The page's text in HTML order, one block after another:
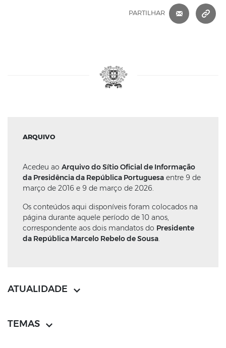
PARTILHAR
ARQUIVO
Acedeu ao Arquivo do Sítio Oficial de Informação
da Presidência da República Portuguesa entre 9 de
março de 2016 e 9 de março de 2026.
Os conteúdos aqui disponíveis foram colocados na
página durante aquele período de 10 anos,
correspondente aos dois mandatos do Presidente
da República Marcelo Rebelo de Sousa.
ATUALIDADE
TEMAS